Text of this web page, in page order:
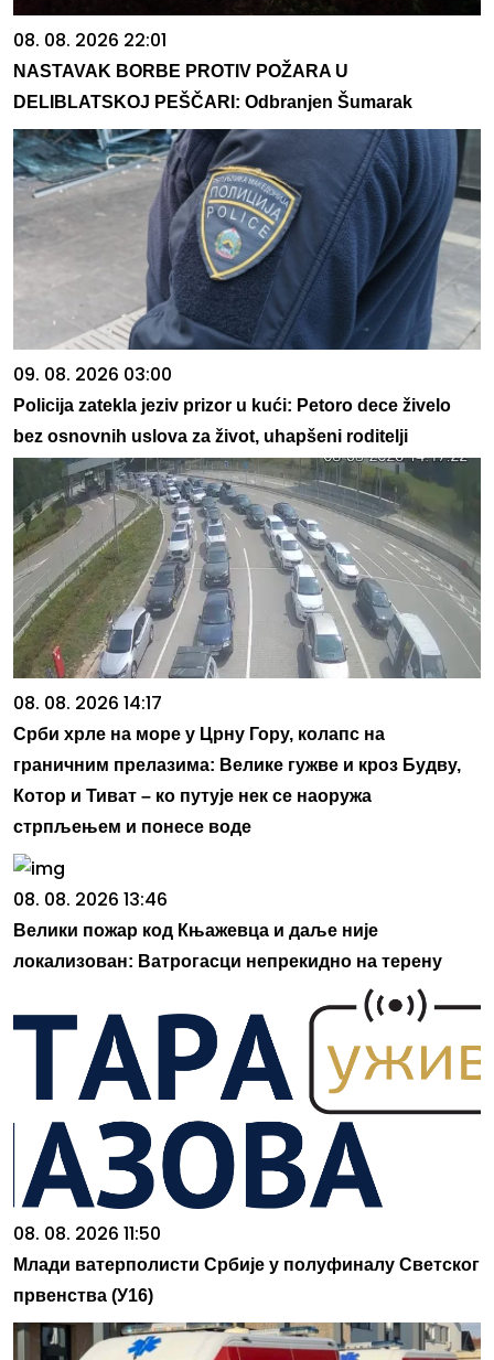
08. 08. 2026 22:01
NASTAVAK BORBE PROTIV POŽARA U
DELIBLATSKOJ PEŠČARI: Odbranjen Šumarak
09. 08. 2026 03:00
Policija zatekla jeziv prizor u kući: Petoro dece živelo
bez osnovnih uslova za život, uhapšeni roditelji
08. 08. 2026 14:17
Срби хрле на море у Црну Гору, колапс на
граничним прелазима: Велике гужве и кроз Будву,
Котор и Тиват – ко путује нек се наоружа
стрпљењем и понесе воде
08. 08. 2026 13:46
Велики пожар код Књажевца и даље није
локализован: Ватрогасци непрекидно на терену
08. 08. 2026 11:50
Млади ватерполисти Србије у полуфиналу Светског
првенства (У16)